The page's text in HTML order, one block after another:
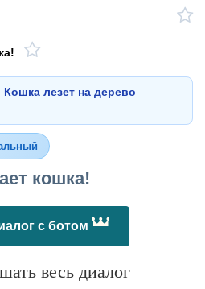
Кошка лезет на дерево
кошка!
с ботом
весь диалог